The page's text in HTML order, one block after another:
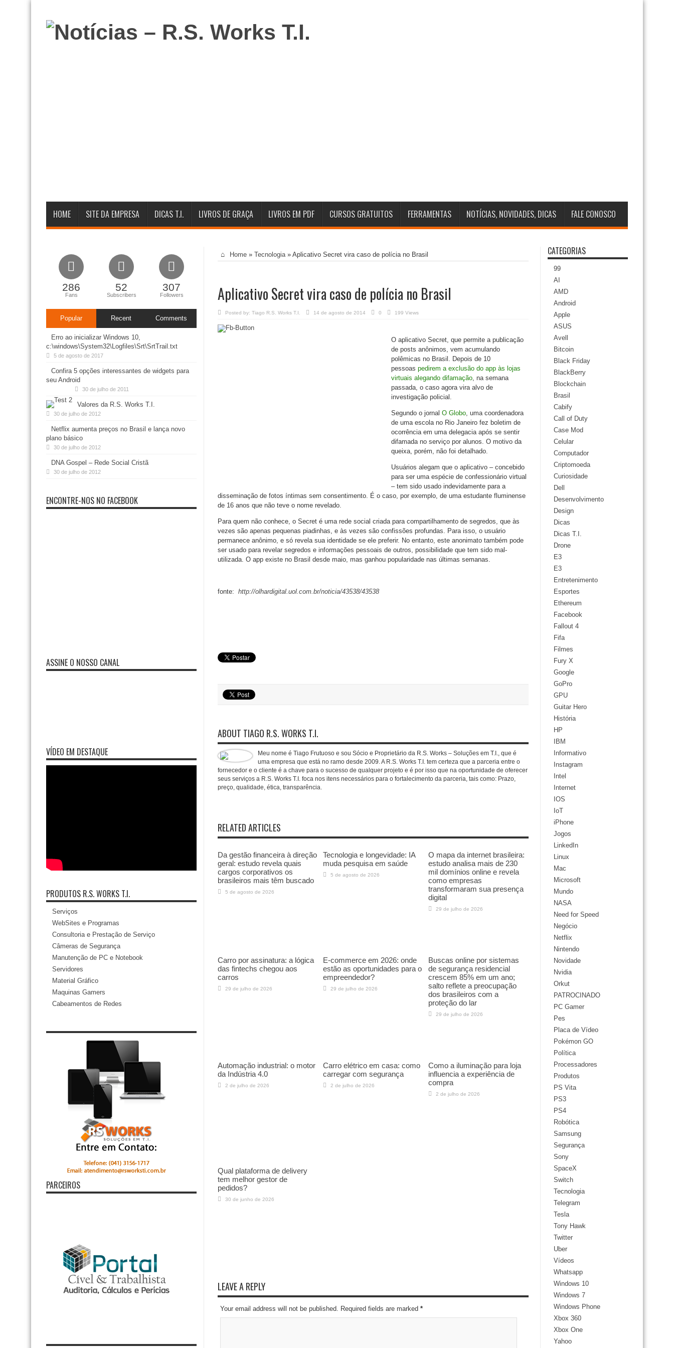
HOME SITE DA EMPRESA DICAS T.I. LIVROS DE GRAÇA LIVROS EM PDF CURSOS GRATUITOS FERRAMENTAS NOTÍCIAS, NOVIDADES, DICAS FALE CONOSCO
Home » Tecnologia » Aplicativo Secret vira caso de polícia no Brasil
Aplicativo Secret vira caso de polícia no Brasil
Posted by: Tiago R.S. Works T.I. 14 de agosto de 2014 0 199 Views
O aplicativo Secret, que permite a publicação
de posts anônimos, vem acumulando
polêmicas no Brasil. Depois de 10
pessoas pedirem a exclusão do app às lojas
virtuais alegando difamação, na semana
passada, o caso agora vira alvo de
investigação policial.
Segundo o jornal O Globo, uma coordenadora
de uma escola no Rio Janeiro fez boletim de
ocorrência em uma delegacia após se sentir
difamada no serviço por alunos. O motivo da
queixa, porém, não foi detalhado.
Usuários alegam que o aplicativo – concebido
para ser uma espécie de confessionário virtual
– tem sido usado indevidamente para a
disseminação de fotos íntimas sem consentimento. É o caso, por exemplo, de uma estudante fluminense
de 16 anos que não teve o nome revelado.
Para quem não conhece, o Secret é uma rede social criada para compartilhamento de segredos, que às
vezes são apenas pequenas piadinhas, e às vezes são confissões profundas. Para isso, o usuário
permanece anônimo, e só revela sua identidade se ele preferir. No entanto, este anonimato também pode
ser usado para revelar segredos e informações pessoais de outros, possibilidade que tem sido mal-
utilizada. O app existe no Brasil desde maio, mas ganhou popularidade nas últimas semanas.
fonte: http://olhardigital.uol.com.br/noticia/43538/43538
ABOUT TIAGO R.S. WORKS T.I.
Meu nome é Tiago Frutuoso e sou Sócio e Proprietário da R.S. Works – Soluções em T.I., que é
uma empresa que está no ramo desde 2009. A R.S. Works T.I. tem certeza que a parceria entre o
fornecedor e o cliente é a chave para o sucesso de qualquer projeto e é por isso que na oportunidade de oferecer
seus serviços a R.S. Works T.I. foca nos itens necessários para o fortalecimento da parceria, tais como: Prazo,
preço, qualidade, ética, transparência.
RELATED ARTICLES
Da gestão financeira à direção
geral: estudo revela quais
cargos corporativos os
brasileiros mais têm buscado
5 de agosto de 2026
Tecnologia e longevidade: IA
muda pesquisa em saúde
5 de agosto de 2026
O mapa da internet brasileira:
estudo analisa mais de 230
mil domínios online e revela
como empresas
transformaram sua presença
digital
29 de julho de 2026
Carro por assinatura: a lógica
das fintechs chegou aos
carros
29 de julho de 2026
E-commerce em 2026: onde
estão as oportunidades para o
empreendedor?
29 de julho de 2026
Buscas online por sistemas
de segurança residencial
crescem 85% em um ano;
salto reflete a preocupação
dos brasileiros com a
proteção do lar
29 de julho de 2026
Automação industrial: o motor
da Indústria 4.0
2 de julho de 2026
Carro elétrico em casa: como
carregar com segurança
2 de julho de 2026
Como a iluminação para loja
influencia a experiência de
compra
2 de julho de 2026
Qual plataforma de delivery
tem melhor gestor de
pedidos?
30 de junho de 2026
LEAVE A REPLY
Your email address will not be published. Required fields are marked *
CATEGORIAS
99
AI
AMD
Android
Apple
ASUS
Avell
Bitcoin
Black Friday
BlackBerry
Blockchain
Brasil
Cabify
Call of Duty
Case Mod
Celular
Computador
Criptomoeda
Curiosidade
Dell
Desenvolvimento
Design
Dicas
Dicas T.I.
Drone
E3
E3
Entretenimento
Esportes
Ethereum
Facebook
Fallout 4
Fifa
Filmes
Fury X
Google
GoPro
GPU
Guitar Hero
História
HP
IBM
Informativo
Instagram
Intel
Internet
IOS
IoT
iPhone
Jogos
LinkedIn
Linux
Mac
Microsoft
Mundo
NASA
Need for Speed
Negócio
Netflix
Nintendo
Novidade
Nvidia
Orkut
PATROCINADO
PC Gamer
Pes
Placa de Vídeo
Pokémon GO
Política
Processadores
Produtos
PS Vita
PS3
PS4
Robótica
Samsung
Segurança
Sony
SpaceX
Switch
Tecnologia
Telegram
Tesla
Tony Hawk
Twitter
Uber
Vídeos
Whatsapp
Windows 10
Windows 7
Windows Phone
Xbox 360
Xbox One
Yahoo
286
Fans
52
Subscribers
307
Followers
Popular Recent Comments
Erro ao inicializar Windows 10,
c:\windows\System32\Logfiles\Srt\SrtTrail.txt
5 de agosto de 2017
Confira 5 opções interessantes de widgets para
seu Android
30 de julho de 2011
Valores da R.S. Works T.I.
30 de julho de 2012
Netflix aumenta preços no Brasil e lança novo
plano básico
30 de julho de 2012
DNA Gospel – Rede Social Cristã
30 de julho de 2012
ENCONTRE-NOS NO FACEBOOK
ASSINE O NOSSO CANAL
VÍDEO EM DESTAQUE
PRODUTOS R.S. WORKS T.I.
Serviços
WebSites e Programas
Consultoria e Prestação de Serviço
Câmeras de Segurança
Manutenção de PC e Notebook
Servidores
Material Gráfico
Maquinas Gamers
Cabeamentos de Redes
PARCEIROS